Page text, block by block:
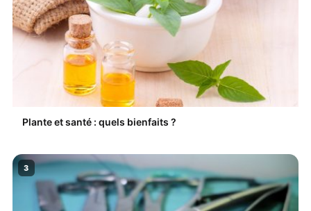
Plante et santé : quels bienfaits ?
3